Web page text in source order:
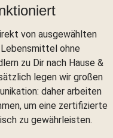
von ausgewählten
ohne
zu Dir nach Hause &
legen wir großen
daher arbeiten
um eine zertifizierte
zu gewährleisten.